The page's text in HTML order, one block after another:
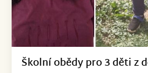
Školní obědy pro 3 děti z